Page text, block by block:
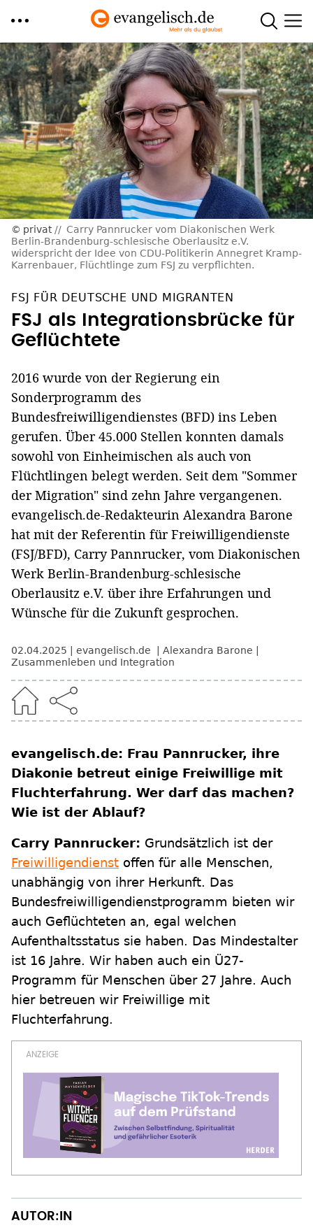
Direkt
zum
Inhalt
privat
Carry Pannrucker vom Diakonischen Werk
Berlin-Brandenburg-schlesische Oberlausitz e.V.
widerspricht der Idee von CDU-Politikerin Annegret Kramp-
Karrenbauer, Flüchtlinge zum FSJ zu verpflichten.
FSJ FÜR DEUTSCHE UND MIGRANTEN
FSJ als Integrationsbrücke für
Geflüchtete
2016 wurde von der Regierung ein
Sonderprogramm des
Bundesfreiwilligendienstes (BFD) ins Leben
gerufen. Über 45.000 Stellen konnten damals
sowohl von Einheimischen als auch von
Flüchtlingen belegt werden. Seit dem "Sommer
der Migration" sind zehn Jahre vergangenen.
evangelisch.de-Redakteurin Alexandra Barone
hat mit der Referentin für Freiwilligendienste
(FSJ/BFD), Carry Pannrucker, vom Diakonischen
Werk Berlin-Brandenburg-schlesische
Oberlausitz e.V. über ihre Erfahrungen und
Wünsche für die Zukunft gesprochen.
02.04.2025 evangelisch.de
Alexandra Barone
Zusammenleben und Integration
evangelisch.de: Frau Pannrucker, ihre
Diakonie betreut einige Freiwillige mit
Fluchterfahrung. Wer darf das machen?
Wie ist der Ablauf?
Carry Pannrucker: Grundsätzlich ist der
Freiwilligendienst offen für alle Menschen,
unabhängig von ihrer Herkunft. Das
Bundesfreiwilligendienstprogramm bieten wir
auch Geflüchteten an, egal welchen
Aufenthaltsstatus sie haben. Das Mindestalter
ist 16 Jahre. Wir haben auch ein Ü27-
Programm für Menschen über 27 Jahre. Auch
hier betreuen wir Freiwillige mit
Fluchterfahrung.
AUTOR:IN